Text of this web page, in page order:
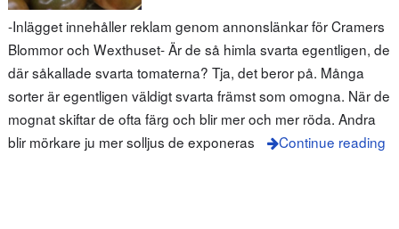
-Inlägget innehåller reklam genom annonslänkar för Cramers
Blommor och Wexthuset- Är de så himla svarta egentligen, de
där såkallade svarta tomaterna? Tja, det beror på. Många
sorter är egentligen väldigt svarta främst som omogna. När de
mognat skiftar de ofta färg och blir mer och mer röda. Andra
blir mörkare ju mer solljus de exponeras
Continue reading